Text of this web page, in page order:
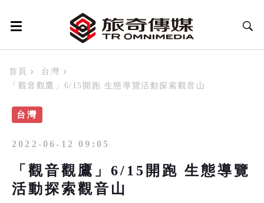
首頁
台灣
「觀音觀鷹」6/15開跑 生態導覽活動探索觀音山
台灣
2022-06-12 09:05
「觀音觀鷹」6/15開跑 生態導覽
活動探索觀音山